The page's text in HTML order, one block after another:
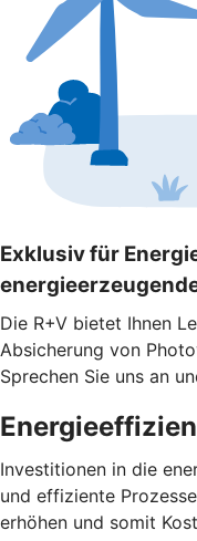
Exklusiv für
Die R+V bietet Ihnen
Absicherung von
Sprechen Sie uns an
Investitionen in die
und effiziente
erhöhen und somit